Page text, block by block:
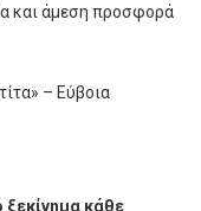
και άμεση προσφορά
– Εύβοια
ξεκίνημα κάθε